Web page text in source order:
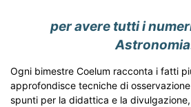
per avere tutti i
Ogni bimestre Coelum racconta i fatti
approfondisce tecniche di
spunti per la didattica e la